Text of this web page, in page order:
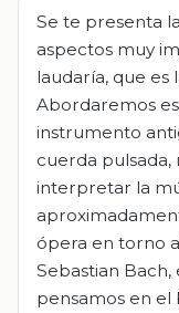
Se te presenta
aspectos muy
laudaría, que es
Abordaremos
instrumento
cuerda
interpretar la
ópera en torno
Sebastian Bach,
pensamos en